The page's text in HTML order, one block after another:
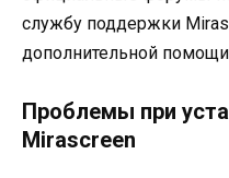
службу поддержки
дополнительной
Проблемы при
Mirascreen